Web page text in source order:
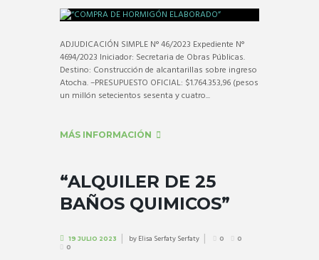
ADJUDICACIÓN SIMPLE N° 46/2023 Expediente N°
4694/2023 Iniciador: Secretaria de Obras Públicas.
Destino: Construcción de alcantarillas sobre ingreso
Atocha. –PRESUPUESTO OFICIAL: $1.764.353,96 (pesos
un millón setecientos sesenta y cuatro...
MÁS INFORMACIÓN
“ALQUILER DE 25
BAÑOS QUIMICOS”
19 JULIO 2023 byElisa Serfaty Serfaty 0
0
0